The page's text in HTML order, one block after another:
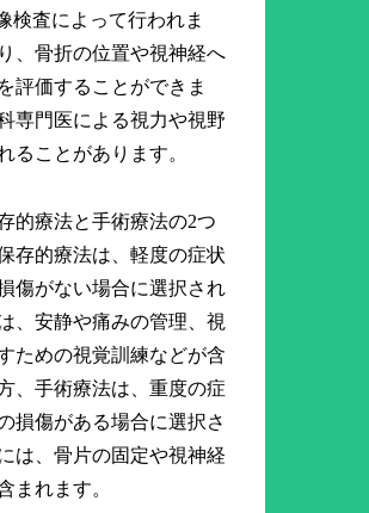
検査によって行われま
、骨折の位置や視神経へ
評価することができま
専門医による視力や視野
ることがあります。
的療法と手術療法の2つ
存的療法は、軽度の症状
傷がない場合に選択され
、安静や痛みの管理、視
ための視覚訓練などが含
、手術療法は、重度の症
損傷がある場合に選択さ
は、骨片の固定や視神経
まれます。